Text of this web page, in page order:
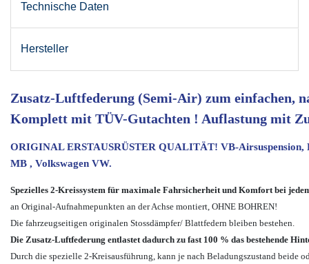
Technische Daten
Hersteller
Zusatz-Luftfederung (Semi-Air) zum einfachen,
Komplett mit TÜV-Gutachten ! Auflastung mit
ORIGINAL ERSTAUSRÜSTER QUALITÄT! VB-Airsuspension,
MB , Volkswagen VW.
Spezielles 2-Kreissystem für maximale Fahrsicherheit und Komfort bei
an Original-Aufnahmepunkten an der Achse montiert, OHNE BOHREN!
Die fahrzeugseitigen originalen Stossdämpfer/ Blattfedern bleiben bestehen.
Die Zusatz-Luftfederung entlastet dadurch zu fast 100 % das bestehende
Durch die spezielle 2-Kreisausführung, kann je nach Beladungszustand beide